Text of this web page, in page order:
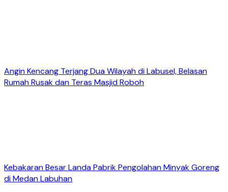
Angin Kencang Terjang Dua Wilayah di Labusel, Belasan
Rumah Rusak dan Teras Masjid Roboh
Kebakaran Besar Landa Pabrik Pengolahan Minyak Goreng
di Medan Labuhan